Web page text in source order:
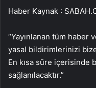
Haber Kaynak :
“Yayınlanan tüm
yasal bildirimlerinizi
En kısa süre
sağlanılacaktır.”